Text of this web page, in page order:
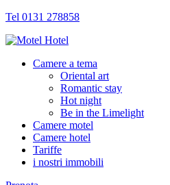
Tel 0131 278858
Camere a tema
Oriental art
Romantic stay
Hot night
Be in the Limelight
Camere motel
Camere hotel
Tariffe
i nostri immobili